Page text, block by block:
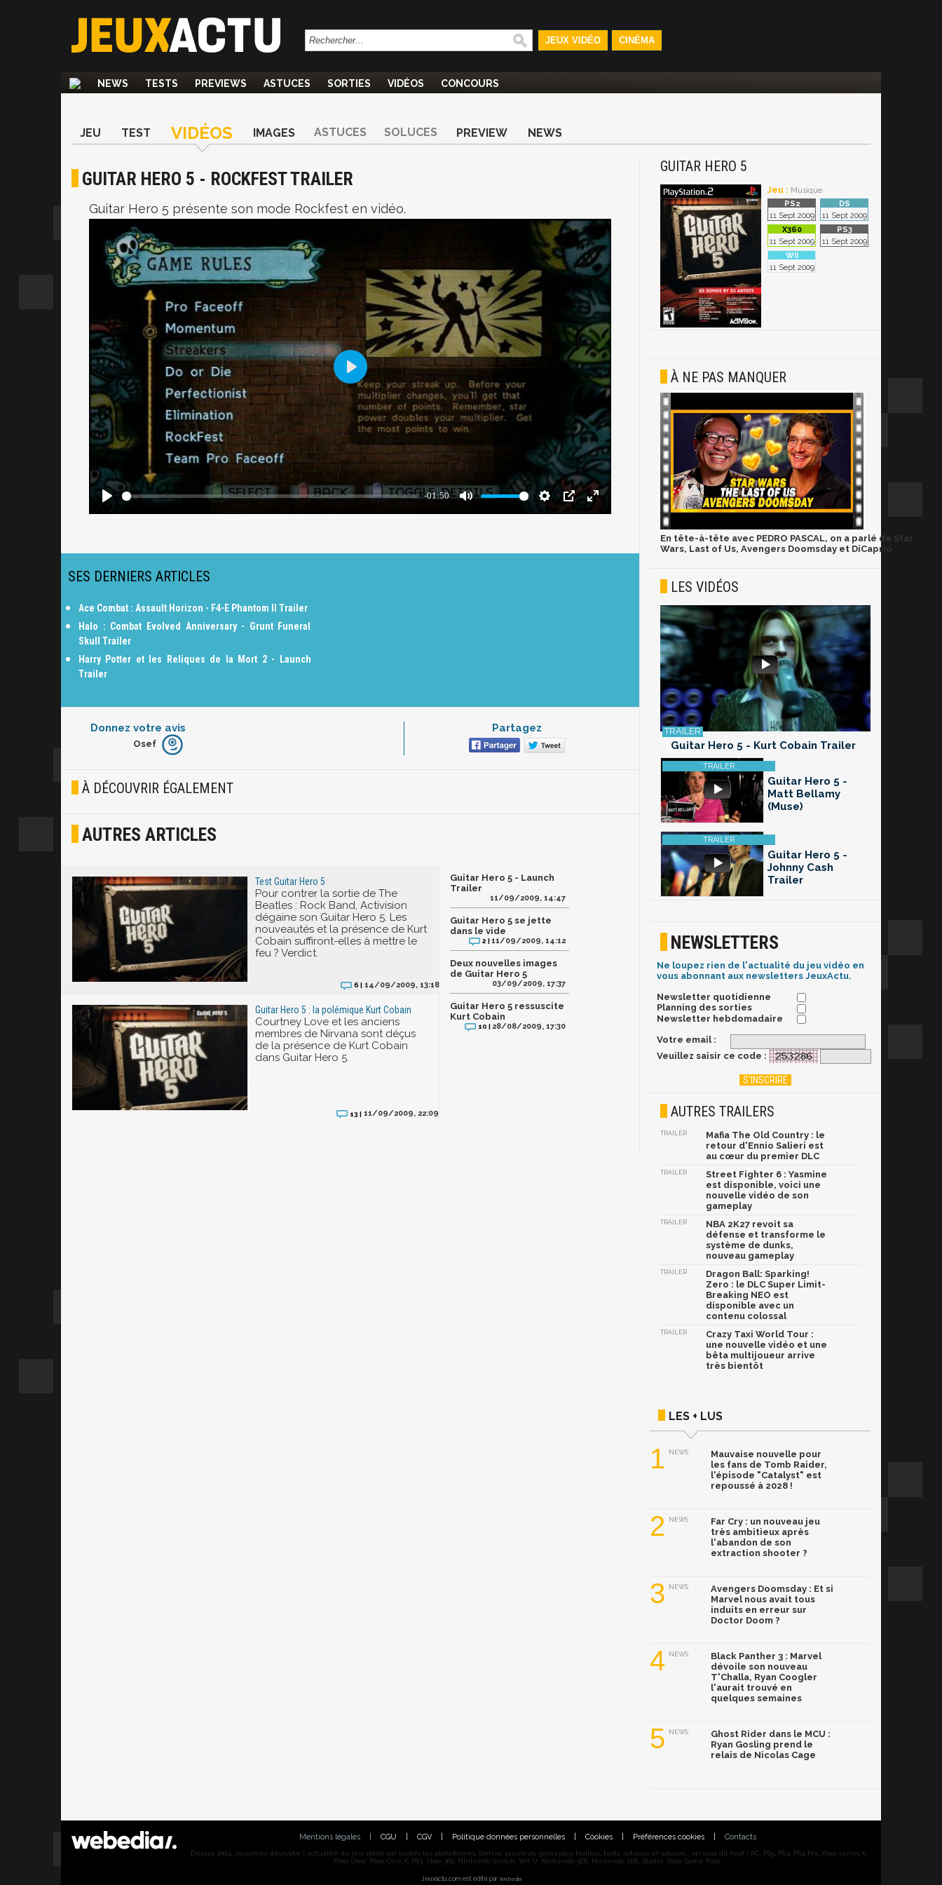
JEUX VIDÉO CINÉMA
NEWS TESTS PREVIEWS ASTUCES SORTIES VIDÉOS CONCOURS
JEU TEST VIDÉOS IMAGES ASTUCES SOLUCES PREVIEW NEWS
GUITAR HERO 5 - ROCKFEST TRAILER
Guitar Hero 5 présente son mode Rockfest en vidéo.
SES DERNIERS ARTICLES
Ace Combat : Assault Horizon - F4-E Phantom II Trailer
Halo : Combat Evolved Anniversary - Grunt Funeral
Skull Trailer
Harry Potter et les Reliques de la Mort 2 - Launch
Trailer
Donnez votre avis
Furieux
Joyeux
Osef
Partagez
À DÉCOUVRIR ÉGALEMENT
AUTRES ARTICLES
Test Guitar Hero 5
Pour contrer la sortie de The
Beatles : Rock Band, Activision
dégaine son Guitar Hero 5. Les
nouveautés et la présence de Kurt
Cobain suffiront-elles à mettre le
feu ? Verdict.
6 | 14/09/2009, 13:18
Guitar Hero 5 : la polémique Kurt Cobain
Courtney Love et les anciens
membres de Nirvana sont déçus
de la présence de Kurt Cobain
dans Guitar Hero 5.
13 | 11/09/2009, 22:09
Guitar Hero 5 - Launch
Trailer
11/09/2009, 14:47
Guitar Hero 5 se jette
dans le vide
2 |11/09/2009, 14:12
Deux nouvelles images
de Guitar Hero 5
03/09/2009, 17:37
Guitar Hero 5 ressuscite
Kurt Cobain
10 | 28/08/2009, 17:30
GUITAR HERO 5
Jeu : Musique
11 Sept 2009 11 Sept 2009
11 Sept 2009 11 Sept 2009
11 Sept 2009
À NE PAS MANQUER
En tête-à-tête avec PEDRO PASCAL, on a parlé de Star
Wars, Last of Us, Avengers Doomsday et DiCaprio
LES VIDÉOS
Guitar Hero 5 - Kurt Cobain Trailer
Guitar Hero 5 -
Matt Bellamy
(Muse)
Guitar Hero 5 -
Johnny Cash
Trailer
NEWSLETTERS
Ne loupez rien de l'actualité du jeu vidéo en
vous abonnant aux newsletters JeuxActu.
Newsletter quotidienne
Planning des sorties
Newsletter hebdomadaire
Votre email :
Veuillez saisir ce code :
AUTRES TRAILERS
TRAILER
Mafia The Old Country : le
retour d'Ennio Salieri est
au cœur du premier DLC
TRAILER
Street Fighter 6 : Yasmine
est disponible, voici une
nouvelle vidéo de son
gameplay
TRAILER
NBA 2K27 revoit sa
défense et transforme le
système de dunks,
nouveau gameplay
TRAILER
Dragon Ball: Sparking!
Zero : le DLC Super Limit-
Breaking NEO est
disponible avec un
contenu colossal
TRAILER
Crazy Taxi World Tour :
une nouvelle vidéo et une
bêta multijoueur arrive
très bientôt
LES + LUS
1 NEWS
Mauvaise nouvelle pour
les fans de Tomb Raider,
l'épisode "Catalyst" est
repoussé à 2028 !
2 NEWS
Far Cry : un nouveau jeu
très ambitieux après
l'abandon de son
extraction shooter ?
3 NEWS
Avengers Doomsday : Et si
Marvel nous avait tous
induits en erreur sur
Doctor Doom ?
4 NEWS
Black Panther 3 : Marvel
dévoile son nouveau
T'Challa, Ryan Coogler
l'aurait trouvé en
quelques semaines
5 NEWS
Ghost Rider dans le MCU :
Ryan Gosling prend le
relais de Nicolas Cage
Mentions légales CGU CGV Politique données personnelles Cookies Préférences cookies Contacts
Depuis 2004, JeuxActu décrypte l'actualité du jeu vidéo sur toutes les plateformes. Sorties, previews, gameplay, trailers, tests, astuces et soluces... on vous dit tout ! PC, PS5, PS4, PS4 Pro, Xbox series X,
Xbox One, Xbox One X, PS3, Xbox 360, Nintendo Switch, Wii U, Nintendo 3DS, Nintendo 2DS, Stadia, Xbox Game Pass...
Jeuxactu.com est édité par Webedia